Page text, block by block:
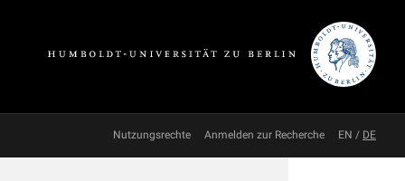
Nutzungsrechte Anmelden zur Recherche EN / DE